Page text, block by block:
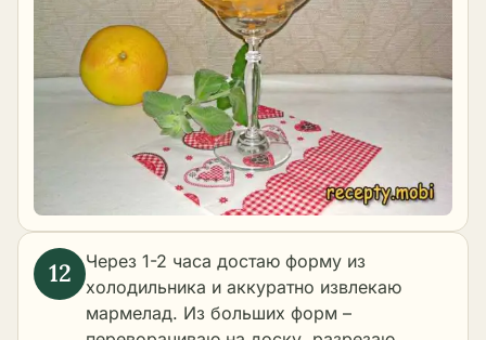
Через 1-2 часа достаю форму из
холодильника и аккуратно извлекаю
мармелад. Из больших форм –